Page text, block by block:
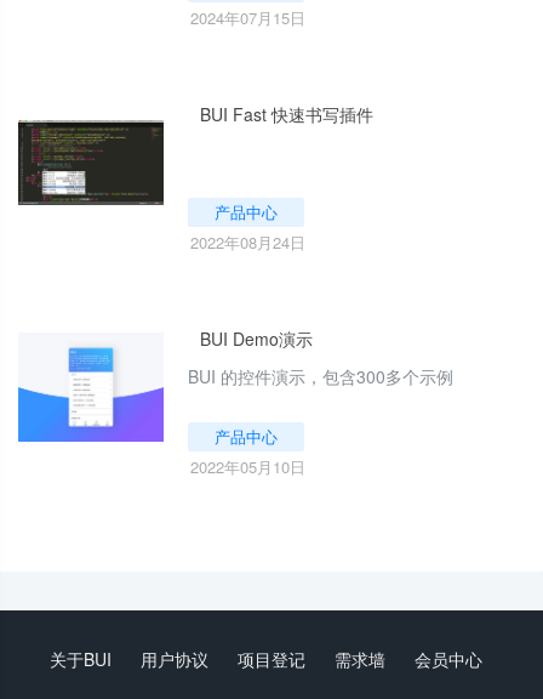
2024年07月15日
BUI Fast 快速书写插件
产品中心
2022年08月24日
BUI Demo演示
BUI 的控件演示，包含300多个示例
产品中心
2022年05月10日
关于BUI 用户协议 项目登记 需求墙 会员中心